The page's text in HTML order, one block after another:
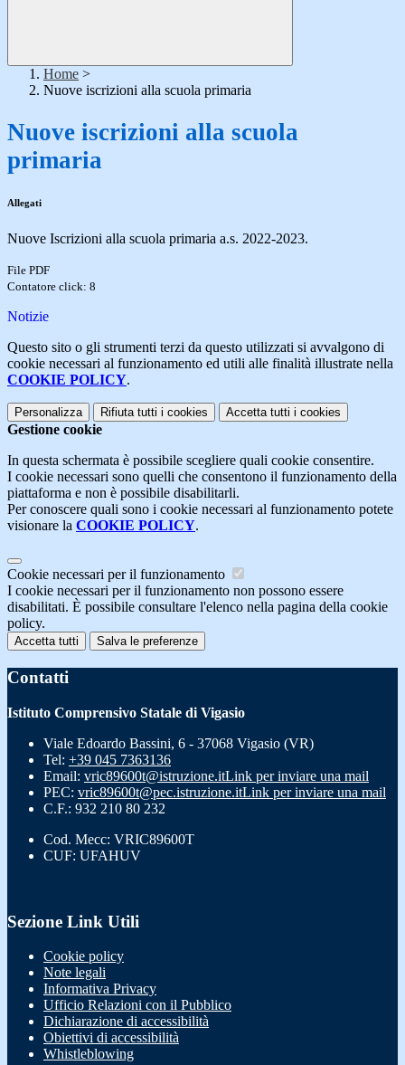
Home >
Nuove iscrizioni alla scuola primaria
Nuove iscrizioni alla scuola
primaria
Allegati
Nuove Iscrizioni alla scuola primaria a.s. 2022-2023.
File PDF
Contatore click: 8
Notizie
Questo sito o gli strumenti terzi da questo utilizzati si avvalgono di
cookie necessari al funzionamento ed utili alle finalità illustrate nella
COOKIE POLICY.
Personalizza Rifiuta tutti i cookies Accetta tutti i cookies
Gestione cookie
In questa schermata è possibile scegliere quali cookie consentire.
I cookie necessari sono quelli che consentono il funzionamento della
piattaforma e non è possibile disabilitarli.
Per conoscere quali sono i cookie necessari al funzionamento potete
visionare la COOKIE POLICY.
Cookie necessari per il funzionamento
I cookie necessari per il funzionamento non possono essere
disabilitati. È possibile consultare l'elenco nella pagina della cookie
policy.
Accetta tutti Salva le preferenze
Contatti
Istituto Comprensivo Statale di Vigasio
Viale Edoardo Bassini, 6 - 37068 Vigasio (VR)
Tel: +39 045 7363136
Email: vric89600t@istruzione.itLink per inviare una mail
PEC: vric89600t@pec.istruzione.itLink per inviare una mail
C.F.: 932 210 80 232
Cod. Mecc: VRIC89600T
CUF: UFAHUV
Sezione Link Utili
Cookie policy
Note legali
Informativa Privacy
Ufficio Relazioni con il Pubblico
Dichiarazione di accessibilità
Obiettivi di accessibilità
Whistleblowing